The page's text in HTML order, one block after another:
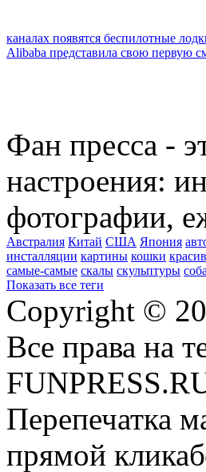
каналах появятся беспилотные
Alibaba представила свою первую
Фан пресса -
настроения:
фотографии,
Австралия Китай США Япония
инсталляции картины кошки
самые-самые скалы скульптуры
Показать все теги
Copyright ©
Все права на
Перепечатка
прямой